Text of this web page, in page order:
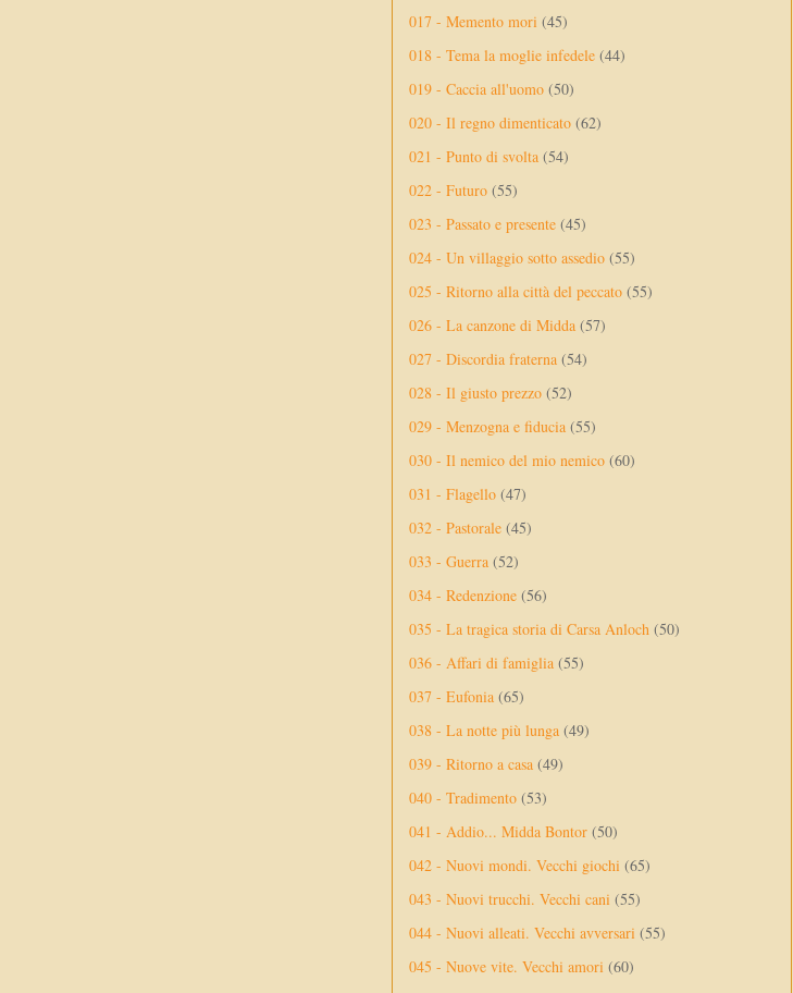
017 - Memento mori (45)
018 - Tema la moglie infedele (44)
019 - Caccia all'uomo (50)
020 - Il regno dimenticato (62)
021 - Punto di svolta (54)
022 - Futuro (55)
023 - Passato e presente (45)
024 - Un villaggio sotto assedio (55)
025 - Ritorno alla città del peccato (55)
026 - La canzone di Midda (57)
027 - Discordia fraterna (54)
028 - Il giusto prezzo (52)
029 - Menzogna e fiducia (55)
030 - Il nemico del mio nemico (60)
031 - Flagello (47)
032 - Pastorale (45)
033 - Guerra (52)
034 - Redenzione (56)
035 - La tragica storia di Carsa Anloch (50)
036 - Affari di famiglia (55)
037 - Eufonia (65)
038 - La notte più lunga (49)
039 - Ritorno a casa (49)
040 - Tradimento (53)
041 - Addio... Midda Bontor (50)
042 - Nuovi mondi. Vecchi giochi (65)
043 - Nuovi trucchi. Vecchi cani (55)
044 - Nuovi alleati. Vecchi avversari (55)
045 - Nuove vite. Vecchi amori (60)